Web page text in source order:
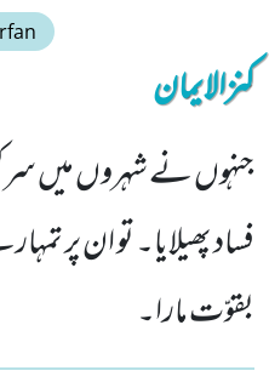
کنزالایمان
جنہوں نے شہروں میں
فساد پھیلایا۔ تو ان پر
بقوّت مارا۔